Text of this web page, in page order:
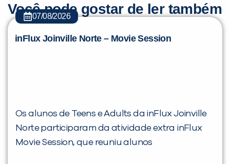
Você pode gostar de ler também
07/08/2026
inFlux Joinville Norte – Movie Session
Os alunos de Teens e Adults da inFlux Joinville
Norte participaram da atividade extra inFlux
Movie Session, que reuniu alunos